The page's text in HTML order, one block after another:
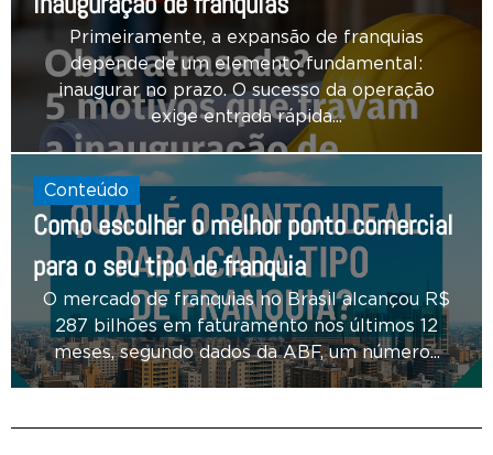
Primeiramente, a expansão de franquias
depende de um elemento fundamental:
inaugurar no prazo. O sucesso da operação
exige entrada rápida...
Conteúdo
Como escolher o melhor ponto comercial
para o seu tipo de franquia
O mercado de franquias no Brasil alcançou R$
287 bilhões em faturamento nos últimos 12
meses, segundo dados da ABF, um número...